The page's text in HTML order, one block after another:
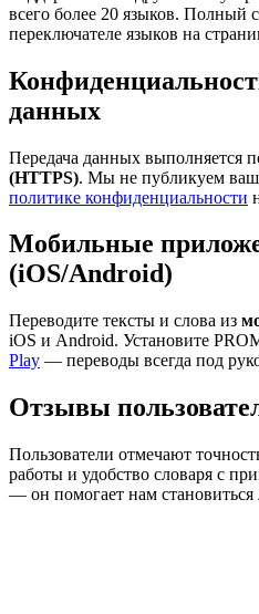
всего более 20 языков. Полный
переключателе языков на
данных
Передача данных выполняется
(HTTPS). Мы не публикуем
политике конфиденциальности
Мобильные
(iOS/Android)
Переводите тексты и слова из
iOS и Android. Установите
Play — переводы всегда под
Отзывы
Пользователи отмечают
работы и удобство словаря с
— он помогает нам становиться